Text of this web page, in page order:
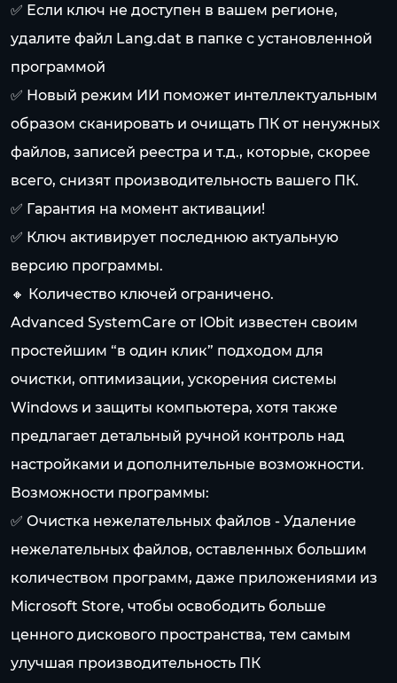
✅ Если ключ не доступен в вашем регионе,
удалите файл Lang.dat в папке с установленной
программой
✅ Новый режим ИИ поможет интеллектуальным
образом сканировать и очищать ПК от ненужных
файлов, записей реестра и т.д., которые, скорее
всего, снизят производительность вашего ПК.
✅ Гарантия на момент активации!
✅ Ключ активирует последнюю актуальную
версию программы.
🔸 Количество ключей ограничено.
Advanced SystemCare от IObit известен своим
простейшим “в один клик” подходом для
очистки, оптимизации, ускорения системы
Windows и защиты компьютера, хотя также
предлагает детальный ручной контроль над
настройками и дополнительные возможности.
Возможности программы:
✅ Очистка нежелательных файлов - Удаление
нежелательных файлов, оставленных большим
количеством программ, даже приложениями из
Microsoft Store, чтобы освободить больше
ценного дискового пространства, тем самым
улучшая производительность ПК